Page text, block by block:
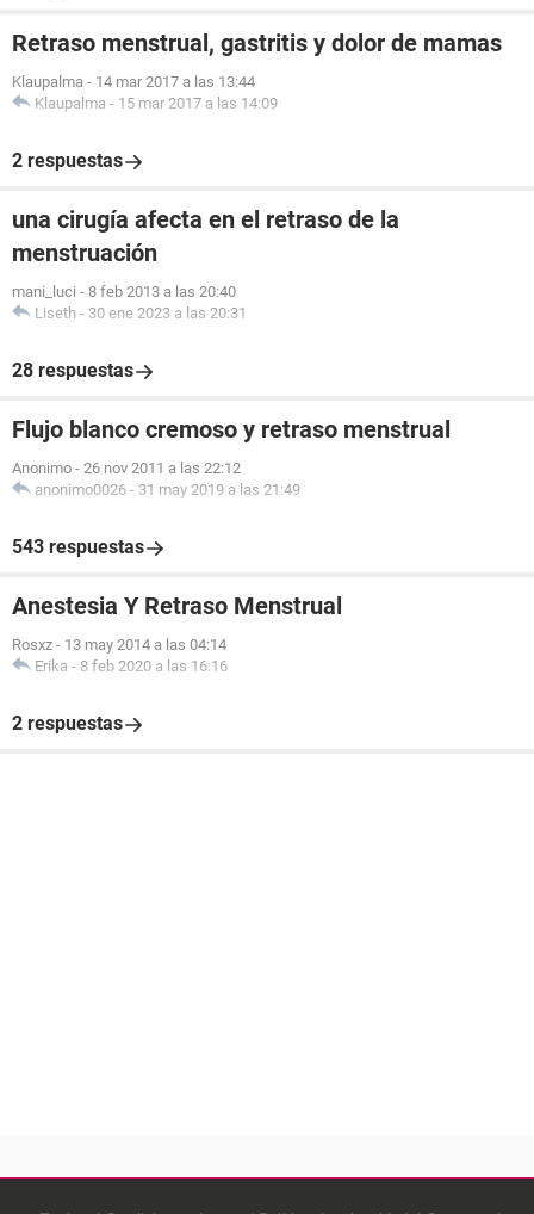
Retraso menstrual, gastritis y dolor de mamas
Klaupalma - 14 mar 2017 a las 13:44
Klaupalma - 15 mar 2017 a las 14:09
2 respuestas
una cirugía afecta en el retraso de la
menstruación
mani_luci - 8 feb 2013 a las 20:40
Liseth - 30 ene 2023 a las 20:31
28 respuestas
Flujo blanco cremoso y retraso menstrual
Anonimo - 26 nov 2011 a las 22:12
anonimo0026 - 31 may 2019 a las 21:49
543 respuestas
Anestesia Y Retraso Menstrual
Rosxz - 13 may 2014 a las 04:14
Erika - 8 feb 2020 a las 16:16
2 respuestas